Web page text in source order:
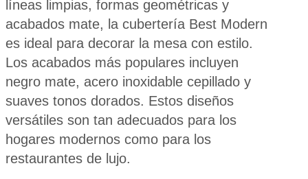
líneas limpias, formas geométricas y
acabados mate, la cubertería Best Modern
es ideal para decorar la mesa con estilo.
Los acabados más populares incluyen
negro mate, acero inoxidable cepillado y
suaves tonos dorados. Estos diseños
versátiles son tan adecuados para los
hogares modernos como para los
restaurantes de lujo.